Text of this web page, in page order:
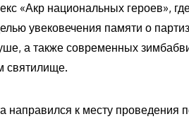
«Акр национальных героев»,
увековечения памяти о
а также современных
святилище.
направился к месту